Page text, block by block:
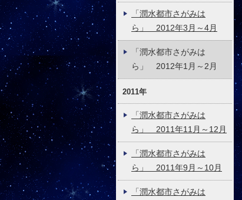
「潤水都市さがみは
ら」 2012年3月～4月
「潤水都市さがみは
ら」 2012年1月～2月
2011年
「潤水都市さがみは
ら」 2011年11月～12月
「潤水都市さがみは
ら」 2011年9月～10月
「潤水都市さがみは